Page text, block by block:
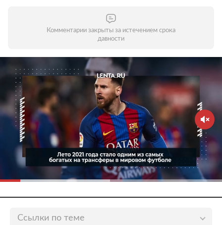
Комментарии закрыты за истечением срока
давности
Ссылки по теме